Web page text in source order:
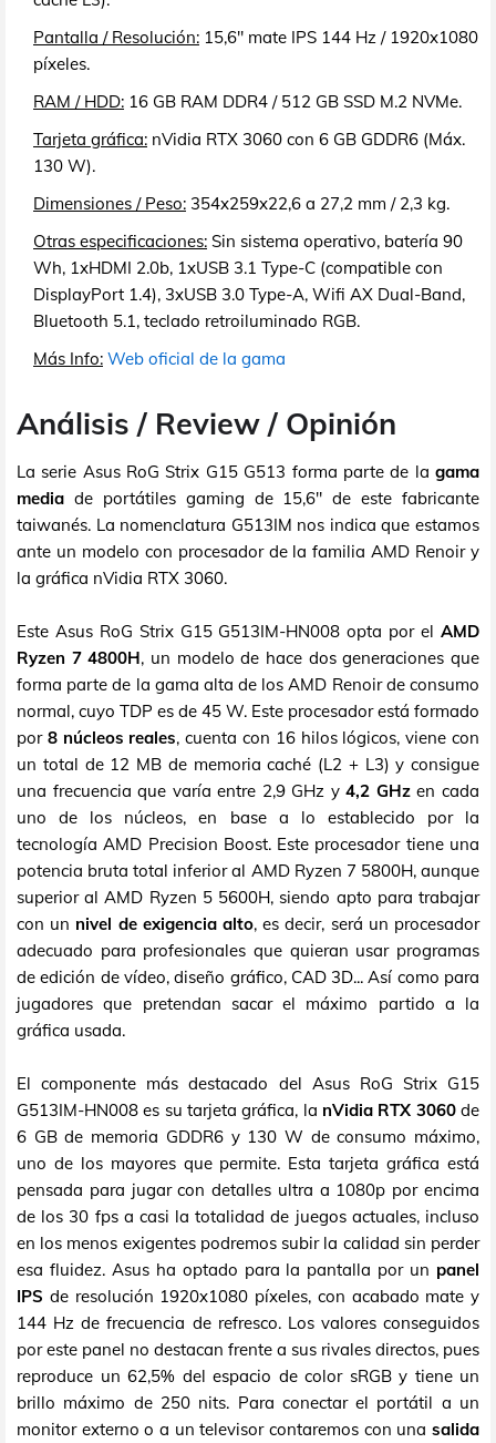
Pantalla / Resolución: 15,6" mate IPS 144 Hz / 1920x1080
píxeles.
RAM / HDD: 16 GB RAM DDR4 / 512 GB SSD M.2 NVMe.
Tarjeta gráfica: nVidia RTX 3060 con 6 GB GDDR6 (Máx.
130 W).
Dimensiones / Peso: 354x259x22,6 a 27,2 mm / 2,3 kg.
Otras especificaciones: Sin sistema operativo, batería 90
Wh, 1xHDMI 2.0b, 1xUSB 3.1 Type-C (compatible con
DisplayPort 1.4), 3xUSB 3.0 Type-A, Wifi AX Dual-Band,
Bluetooth 5.1, teclado retroiluminado RGB.
Más Info: Web oficial de la gama
Análisis / Review / Opinión
La serie Asus RoG Strix G15 G513 forma parte de la gama
media de portátiles gaming de 15,6" de este fabricante
taiwanés. La nomenclatura G513IM nos indica que estamos
ante un modelo con procesador de la familia AMD Renoir y
la gráfica nVidia RTX 3060.
Este Asus RoG Strix G15 G513IM-HN008 opta por el AMD
Ryzen 7 4800H, un modelo de hace dos generaciones que
forma parte de la gama alta de los AMD Renoir de consumo
normal, cuyo TDP es de 45 W. Este procesador está formado
por 8 núcleos reales, cuenta con 16 hilos lógicos, viene con
un total de 12 MB de memoria caché (L2 + L3) y consigue
una frecuencia que varía entre 2,9 GHz y4,2 GHzen cada
uno de los núcleos, en base a lo establecido por la
tecnología AMD Precision Boost. Este procesador tiene una
potencia bruta total inferior al AMD Ryzen 7 5800H, aunque
superior al AMD Ryzen 5 5600H, siendo apto para trabajar
con un nivel de exigencia alto, es decir, será un procesador
adecuado para profesionales que quieran usar programas
de edición de vídeo, diseño gráfico, CAD 3D... Así como para
jugadores que pretendan sacar el máximo partido a la
gráfica usada.
El componente más destacado del Asus RoG Strix G15
G513IM-HN008 es su tarjeta gráfica, la nVidia RTX 3060de
6 GB de memoria GDDR6 y 130 W de consumo máximo,
uno de los mayores que permite. Esta tarjeta gráfica está
pensada para jugar con detalles ultra a 1080p por encima
de los 30 fps a casi la totalidad de juegos actuales, incluso
en los menos exigentes podremos subir la calidad sin perder
esa fluidez. Asus ha optado para la pantalla por un panel
IPS de resolución 1920x1080 píxeles, con acabado mate y
144 Hz de frecuencia de refresco. Los valores conseguidos
por este panel no destacan frente a sus rivales directos, pues
reproduce un 62,5% del espacio de color sRGB y tiene un
brillo máximo de 250 nits. Para conectar el portátil a un
monitor externo o a un televisor contaremos con una salida